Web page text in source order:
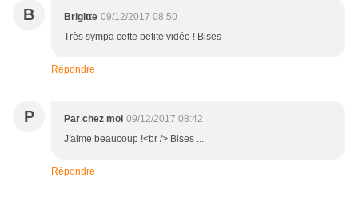
B Brigitte 09/12/2017 08:50
Très sympa cette petite vidéo ! Bises
Répondre
P Par chez moi 09/12/2017 08:42
J'aime beaucoup !<br /> Bises ...
Répondre